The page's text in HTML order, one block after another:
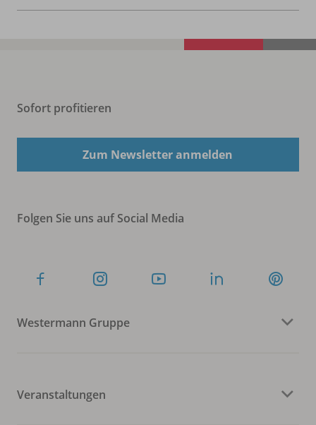
Sofort profitieren
Zum Newsletter anmelden
Folgen Sie uns auf Social Media
Westermann Gruppe
Veranstaltungen